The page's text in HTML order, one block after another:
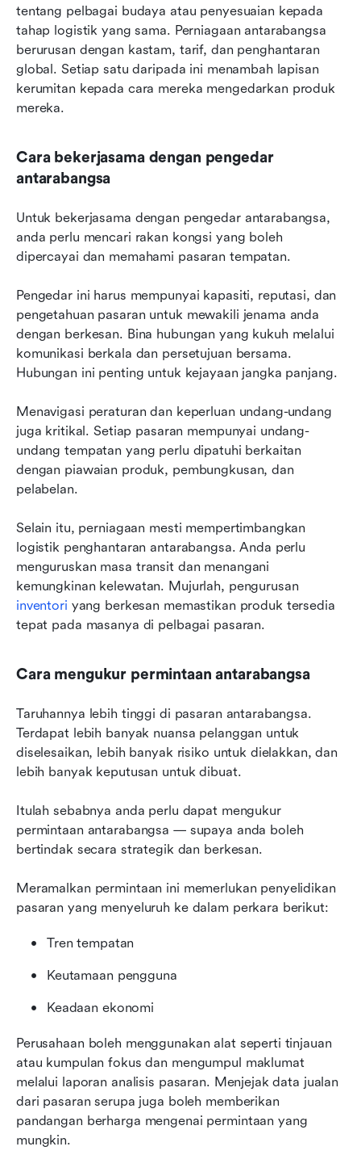
tentang pelbagai budaya atau penyesuaian kepada
tahap logistik yang sama. Perniagaan antarabangsa
berurusan dengan kastam, tarif, dan penghantaran
global. Setiap satu daripada ini menambah lapisan
kerumitan kepada cara mereka mengedarkan produk
mereka.
Cara bekerjasama dengan pengedar
antarabangsa
Untuk bekerjasama dengan pengedar antarabangsa,
anda perlu mencari rakan kongsi yang boleh
dipercayai dan memahami pasaran tempatan.
Pengedar ini harus mempunyai kapasiti, reputasi, dan
pengetahuan pasaran untuk mewakili jenama anda
dengan berkesan. Bina hubungan yang kukuh melalui
komunikasi berkala dan persetujuan bersama.
Hubungan ini penting untuk kejayaan jangka panjang.
Menavigasi peraturan dan keperluan undang-undang
juga kritikal. Setiap pasaran mempunyai undang-
undang tempatan yang perlu dipatuhi berkaitan
dengan piawaian produk, pembungkusan, dan
pelabelan.
Selain itu, perniagaan mesti mempertimbangkan
logistik penghantaran antarabangsa. Anda perlu
menguruskan masa transit dan menangani
inventori yang berkesan memastikan produk tersedia
tepat pada masanya di pelbagai pasaran.
Cara mengukur permintaan antarabangsa
Taruhannya lebih tinggi di pasaran antarabangsa.
Terdapat lebih banyak nuansa pelanggan untuk
diselesaikan, lebih banyak risiko untuk dielakkan, dan
lebih banyak keputusan untuk dibuat.
Itulah sebabnya anda perlu dapat mengukur
permintaan antarabangsa — supaya anda boleh
bertindak secara strategik dan berkesan.
Meramalkan permintaan ini memerlukan penyelidikan
pasaran yang menyeluruh ke dalam perkara berikut:
Tren tempatan
Keutamaan pengguna
Keadaan ekonomi
Perusahaan boleh menggunakan alat seperti tinjauan
atau kumpulan fokus dan mengumpul maklumat
melalui laporan analisis pasaran. Menjejak data jualan
dari pasaran serupa juga boleh memberikan
pandangan berharga mengenai permintaan yang
mungkin.